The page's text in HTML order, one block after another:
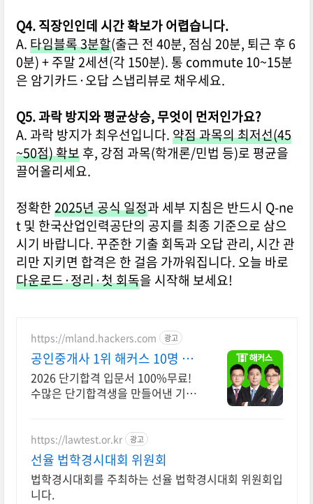
Q4. 직장인인데 시간 확보가 어렵습니다.
A.타임블록 3분할(출근 전 40분, 점심 20분, 퇴근 후 6
0분) + 주말 2세션(각 150분). 통 commute 10~15분
은 암기카드·오답 스냅리뷰로 채우세요.
Q5. 과락 방지와 평균상승, 무엇이 먼저인가요?
A. 과락 방지가 최우선입니다.약점 과목의 최저선(45
~50점) 확보후, 강점 과목(학개론/민법 등)로 평균을
끌어올리세요.
정확한2025년 공식 일정과 세부 지침은 반드시 Q-ne
t 및 한국산업인력공단의 공지를 최종 기준으로 삼으
시기 바랍니다. 꾸준한 기출 회독과 오답 관리, 시간 관
리만 지키면 합격은 한 걸음 가까워집니다. 오늘 바로
다운로드·정리·첫 회독을 시작해 보세요!
https://mland.hackers.com 광고
공인중개사 1위 해커스 10명 중
9명 1년내 합격
2026 단기합격 입문서 100%무료!
수많은 단기합격생을 만들어낸 기적
https://lawtest.or.kr 광고
선율 법학경시대회 위원회
법학경시대회를 주최하는 선율 법학경시대회 위원회입
니다.